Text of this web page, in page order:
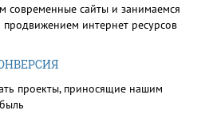
современные сайты и занимаемся
интернет ресурсов
проекты, приносящие нашим